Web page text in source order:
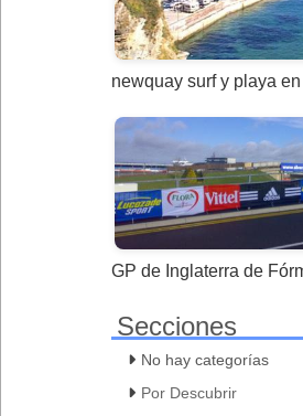
newquay surf y playa
GP de Inglaterra de
Secciones
No hay categorías
Por Descubrir